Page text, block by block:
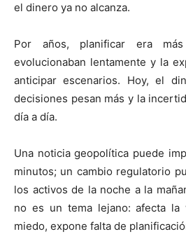
el dinero ya no alcanza.
Por años, planificar era
evolucionaban lentamente y la
anticipar escenarios. Hoy, el
decisiones pesan más y la
día a día.
Una noticia geopolítica puede
minutos; un cambio regulatorio
los activos de la noche a la
no es un tema lejano: afecta la
miedo, expone falta de